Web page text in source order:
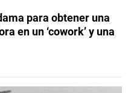
para obtener una
en un ‘cowork’ y una